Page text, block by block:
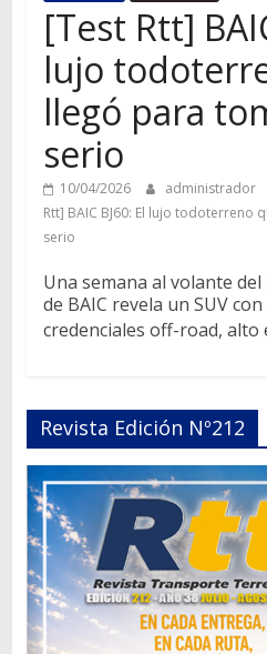
[Test Rtt]
lujo
llegó para
serio
10/04/2026 administrador
Rtt] BAIC BJ60: El lujo todoterreno
serio
Una semana al volante
de BAIC revela un SUV
credenciales off-road, alto
Revista Edición Nº212